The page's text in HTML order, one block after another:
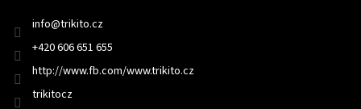
info@trikito.cz
+420 606 651 655
http://www.fb.com/www.trikito.cz
trikitocz